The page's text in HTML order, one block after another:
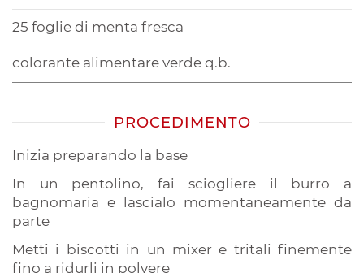
25 foglie di menta fresca
colorante alimentare verde q.b.
PROCEDIMENTO
Inizia preparando la base
In un pentolino, fai sciogliere il burro a
bagnomaria e lascialo momentaneamente da
parte
Metti i biscotti in un mixer e tritali finemente
fino a ridurli in polvere